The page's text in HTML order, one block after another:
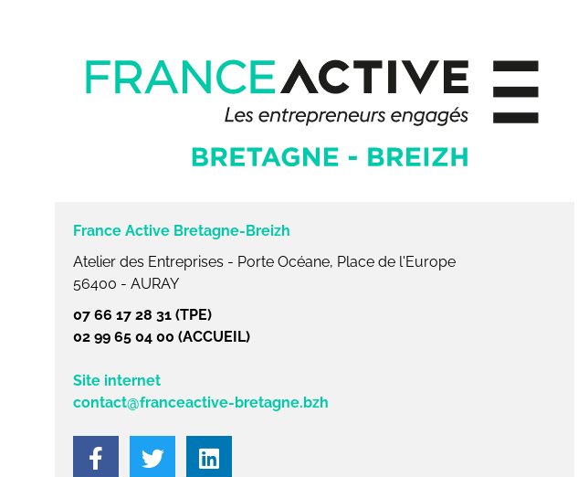
France Active Bretagne-Breizh
Atelier des Entreprises - Porte Océane, Place de l'Europe
56400 - AURAY
07 66 17 28 31 (TPE)
02 99 65 04 00 (ACCUEIL)
Site internet
contact@franceactive-bretagne.bzh